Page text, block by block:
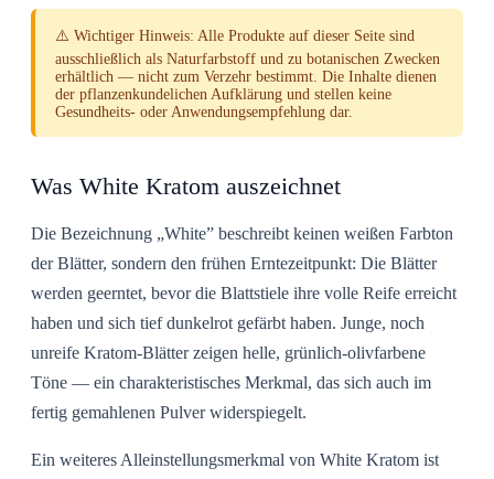
⚠️ Wichtiger Hinweis: Alle Produkte auf dieser Seite sind
ausschließlich als Naturfarbstoff und zu botanischen Zwecken
erhältlich — nicht zum Verzehr bestimmt. Die Inhalte dienen
der pflanzenkunde­lichen Aufklärung und stellen keine
Gesundheits- oder Anwendungsempfehlung dar.
Was White Kratom auszeichnet
Die Bezeichnung „White” beschreibt keinen weißen Farbton
der Blätter, sondern den frühen Erntezeitpunkt: Die Blätter
werden geerntet, bevor die Blattstiele ihre volle Reife erreicht
haben und sich tief dunkelrot gefärbt haben. Junge, noch
unreife Kratom-Blätter zeigen helle, grünlich-olivfarbene
Töne — ein charakteristisches Merkmal, das sich auch im
fertig gemahlenen Pulver widerspiegelt.
Ein weiteres Alleinstellungsmerkmal von White Kratom ist